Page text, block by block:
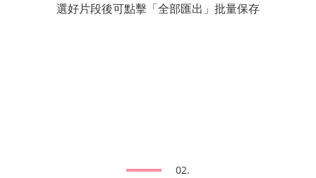
選好片段後可點擊「全部匯出」批量保存
02.